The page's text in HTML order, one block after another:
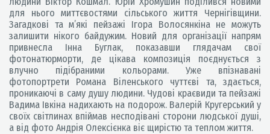
для нього миттєвостями сільського життя Чернігівщини.
Загадкові та м’які пейзажі Ігора Волосянкіна не можуть
залишити нікого байдужим. Новий для організації напрям
привнесла Інна Буглак, показавши глядачам свої
фотонатюрморти, де цікава композиція поєднується з
влучно підібраними кольорами. Уже впізнавані
фотопортрети Романа Віленського чуттєві та, здається,
проникаючі в саму душу людини. Чудові краєвиди та пейзажі
Вадима Івкіна надихають на подорож. Валерій Кругерський у
своїх світлинах впіймав несподівані сторони людської душі,
а від фото Андрія Олексієнка віє щирістю та теплом життя.